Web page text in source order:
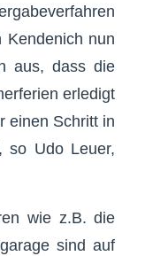
nun
aus, dass die
erledigt
einen Schritt in
so Udo Leuer,
wie z.B. die
sind auf